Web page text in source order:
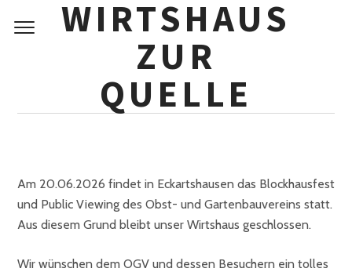
WIRTSHAUS
ZUR
QUELLE
20.06.2026 GESCHLOSSEN
Am 20.06.2026 findet in Eckartshausen das Blockhausfest
und Public Viewing des Obst- und Gartenbauvereins statt.
Aus diesem Grund bleibt unser Wirtshaus geschlossen.
Wir wünschen dem OGV und dessen Besuchern ein tolles